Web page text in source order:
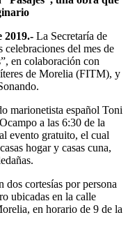
2019.- La Secretaría de
del mes de
en colaboración con
de Morelia (FITM), y
marionetista español Toni
a las 6:30 de la
evento gratuito, el cual
hogar y casas cuna,
dos cortesías por persona
ubicadas en la calle
en horario de 9 de la